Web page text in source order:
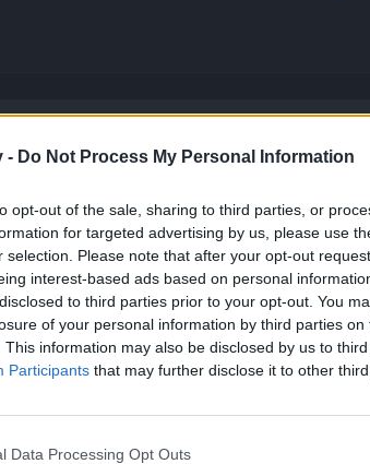
- Do Not Process My Personal Information
opt-out of the sale, sharing to third parties, or
for targeted advertising by us, please use
selection. Please note that after your opt-out
interest-based ads based on personal
to third parties prior to your opt-out. You
of your personal information by third parties on
This information may also be disclosed by us to
Participants that may further disclose it to other third
Data Processing Opt Outs
250 gelesen habe sollen demnächst neue
vor , den Char voranzubringen.